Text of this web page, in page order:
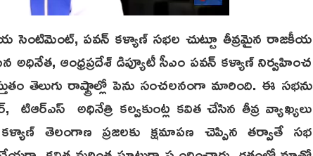
పవన్ కళ్యాణ్ సభల చుట్టూ తీవ్రమైన రాజకీయ
ఆంధ్రప్రదేశ్ డిప్యూటీ సీఎం పవన్ కళ్యాణ్ నిర్వహించ
తెలుగు రాష్ట్రాల్లో పెను సంచలనంగా మారింది. ఈ సభను
టిఆర్ఎస్ అధినేత్రి కల్వకుంట్ల కవిత చేసిన తీవ్ర వ్యాఖ్యలు
తెలంగాణ ప్రజలకు క్షమాపణ చెప్పిన తర్వాతే సభ